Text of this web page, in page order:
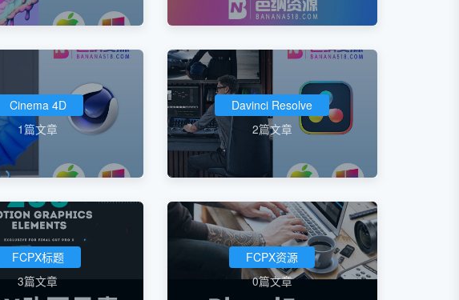
Cinema 4D
1篇文章
Davinci Resolve
2篇文章
FCPX标题
3篇文章
FCPX资源
0篇文章